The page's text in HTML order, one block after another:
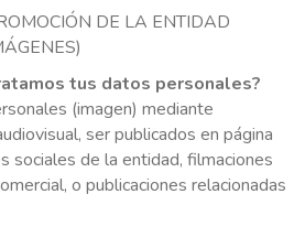
DE LA ENTIDAD
tus datos personales?
(imagen) mediante
ser publicados en página
sociales de la entidad, filmaciones
o publicaciones relacionadas